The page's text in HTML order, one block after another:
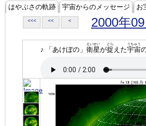
はやぶさの軌跡 宇宙からのメッセージ お
<<< << < 2000年09
♪ 「あけぼの」 衛星
えいせい
が捉
とら
えた宇宙
うちゅう